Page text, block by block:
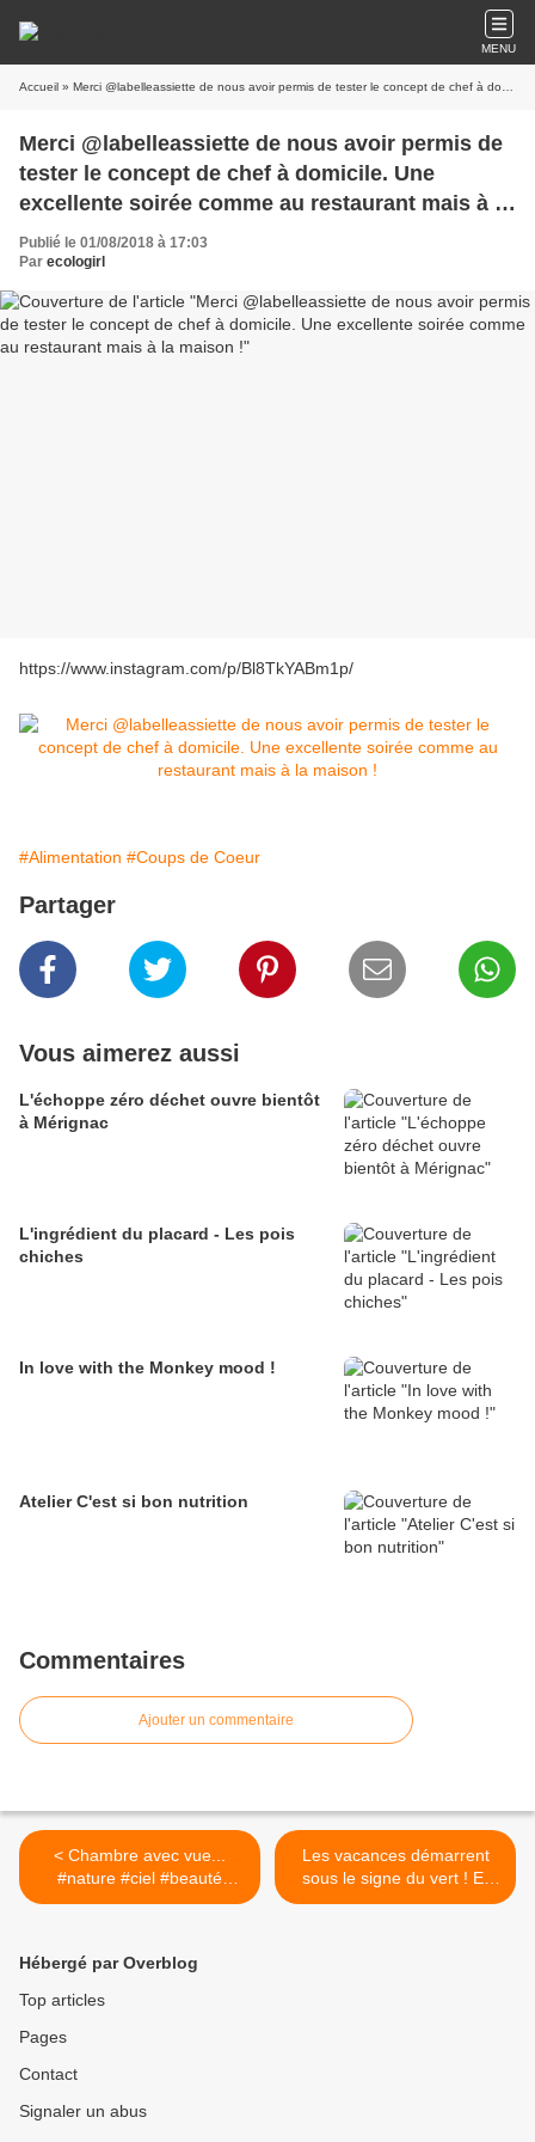
MENU
Accueil » Merci @labelleassiette de nous avoir permis de tester le concept de chef à domicile. Une excellente soirée comme au restaurant mais à la maison !
Merci @labelleassiette de nous avoir permis de
tester le concept de chef à domicile. Une
excellente soirée comme au restaurant mais à la
maison !
Publié le 01/08/2018 à 17:03
Par ecologirl
https://www.instagram.com/p/Bl8TkYABm1p/
#Alimentation #Coups de Coeur
Partager
Vous aimerez aussi
L'échoppe zéro déchet ouvre bientôt
à Mérignac
L'ingrédient du placard - Les pois
chiches
In love with the Monkey mood !
Atelier C'est si bon nutrition
Commentaires
Ajouter un commentaire
< Chambre avec vue...
#nature #ciel #beauté
#bientotlesvacances
Les vacances démarrent
sous le signe du vert ! Et
vive la mare dans le jardin
Hébergé par Overblog
Top articles
Pages
Contact
Signaler un abus